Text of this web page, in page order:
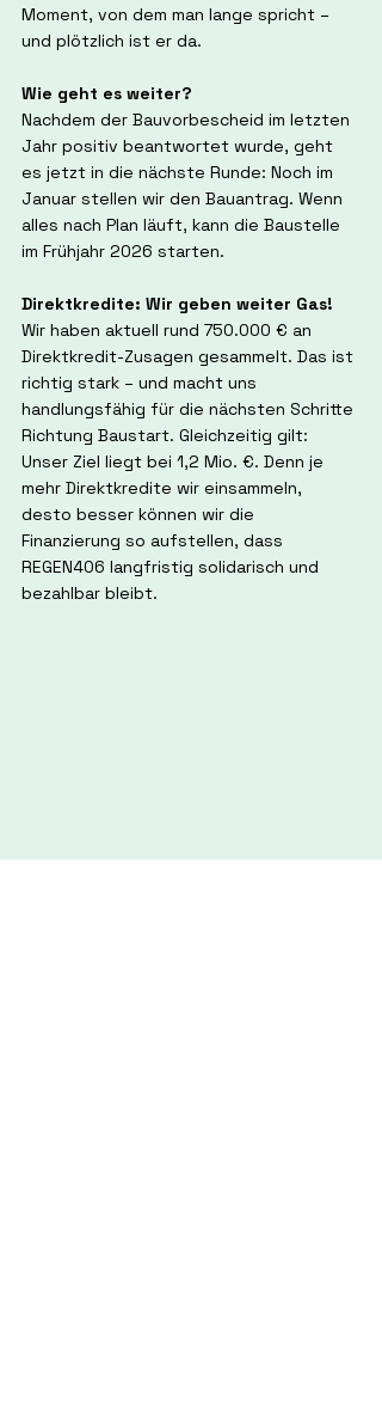
Moment, von dem man lange spricht –
und plötzlich ist er da.
Wie geht es weiter?
Nachdem der Bauvorbescheid im letzten
Jahr positiv beantwortet wurde, geht
es jetzt in die nächste Runde: Noch im
Januar stellen wir den Bauantrag. Wenn
alles nach Plan läuft, kann die Baustelle
im Frühjahr 2026 starten.
Direktkredite: Wir geben weiter Gas!
Wir haben aktuell rund 750.000 € an
Direktkredit-Zusagen gesammelt. Das ist
richtig stark – und macht uns
handlungsfähig für die nächsten Schritte
Richtung Baustart. Gleichzeitig gilt:
Unser Ziel liegt bei 1,2 Mio. €. Denn je
mehr Direktkredite wir einsammeln,
desto besser können wir die
Finanzierung so aufstellen, dass
REGEN406 langfristig solidarisch und
bezahlbar bleibt.